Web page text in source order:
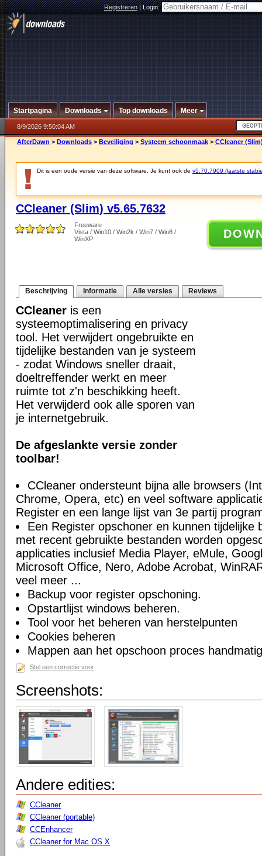
Registreren|Login:
Startpagina Downloads Top downloads Meer
8/9/2026 9:50:04 AM
AfterDawn > Downloads > Beveiliging > Systeem schoonmaak > CCleaner
Dit is een oude versie van deze software. Je kunt ook de v5.70.7909 (laatste
CCleaner (Slim) v5.65.7632
Freeware
Vista / Win10 / Win2k / Win7 / Win8 /
WinXP
Beschrijving Informatie Alle versies Reviews
CCleaner is een
systeemoptimalisering en privacy
tool. Het verwijdert ongebruikte en
tijdelijke bestanden van je systeem
- zodat Windows sneller draait,
doeltreffender werkt en meer
ruimte tot z'n beschikking heeft.
Het verwijderd ook alle sporen van
je internetgebruik.
De afgeslankte versie zonder
toolbar!
CCleaner ondersteunt bijna alle browsers
Chrome, Opera, etc) en veel software
Register en een lange lijst van 3e partij
Een Register opschoner en kunnen tijdelijke
met recent gebruikte bestanden worden
applicaties inclusief Media Player, eMule,
Microsoft Office, Nero, Adobe Acrobat,
veel meer ...
Backup voor register opschoning.
Opstartlijst windows beheren.
Tool voor het beheren van herstelpunten
Cookies beheren
Mappen aan het opschoon proces
Stel een correctie voor
Screenshots:
Andere edities:
CCleaner
CCleaner (portable)
CCEnhancer
CCleaner for Mac OS X